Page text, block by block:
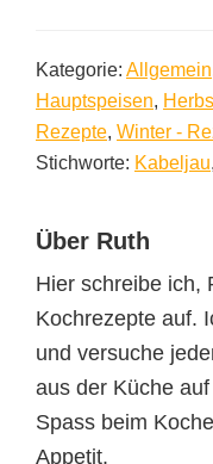
Kategorie: Allgemein
Hauptspeisen,
Rezepte, Winter -
Stichworte: Kabeljau,
Über Ruth
Hier schreibe ich,
Kochrezepte auf.
und versuche
aus der Küche
Spass beim
Appetit.